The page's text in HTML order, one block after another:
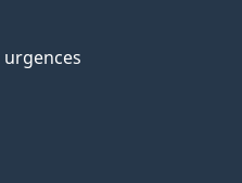
urgences